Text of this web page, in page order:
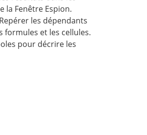
la Fenêtre Espion.
les dépendants
et les cellules.
pour décrire les